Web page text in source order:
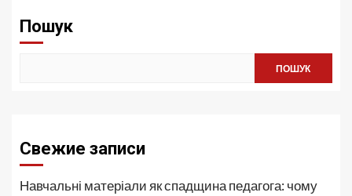
Пошук
ПОШУК
Свежие записи
Навчальні матеріали як спадщина педагога: чому